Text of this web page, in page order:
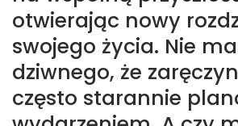
otwierając nowy
swojego życia. Nie
dziwnego, że
często starannie